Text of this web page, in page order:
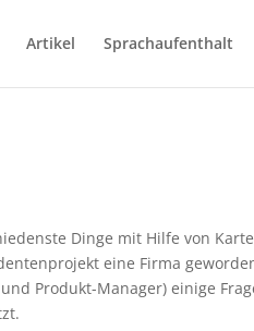
Artikel Sprachaufenthalt
Dinge mit Hilfe von
eine Firma
Produkt-Manager) einige